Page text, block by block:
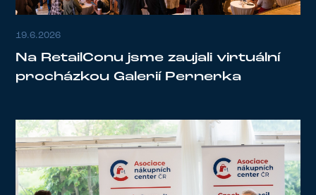
19.6.2026
Na RetailConu jsme zaujali virtuální
procházkou Galerií Pernerka